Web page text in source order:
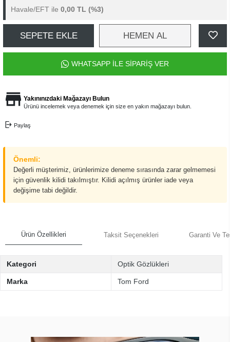
Havale/EFT ile 0,00 TL (%3)
SEPETE EKLE HEMEN AL
WHATSAPP İLE SİPARİŞ VER
Yakınınızdaki Mağazayı Bulun
Ürünü incelemek veya denemek için size en yakın mağazayı bulun.
Paylaş
Önemli:
Değerli müşterimiz, ürünlerimize deneme sırasında zarar gelmemesi
için güvenlik kilidi takılmıştır. Kilidi açılmış ürünler iade veya
değişime tabi değildir.
Ürün Özellikleri Taksit Seçenekleri Garanti Ve
Kategori Optik Gözlükleri
Marka Tom Ford